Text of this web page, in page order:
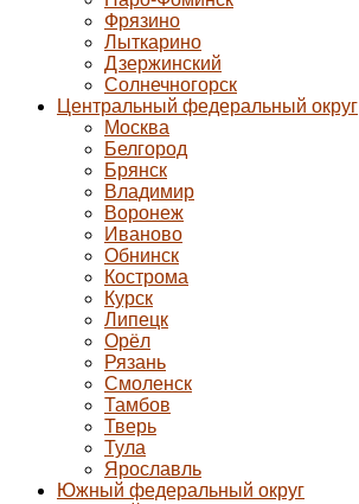
Фрязино
Лыткарино
Дзержинский
Солнечногорск
Центральный федеральный округ
Москва
Белгород
Брянск
Владимир
Воронеж
Иваново
Обнинск
Кострома
Курск
Липецк
Орёл
Рязань
Смоленск
Тамбов
Тверь
Тула
Ярославль
Южный федеральный округ